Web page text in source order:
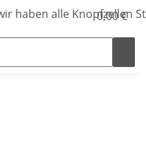
0,00 €